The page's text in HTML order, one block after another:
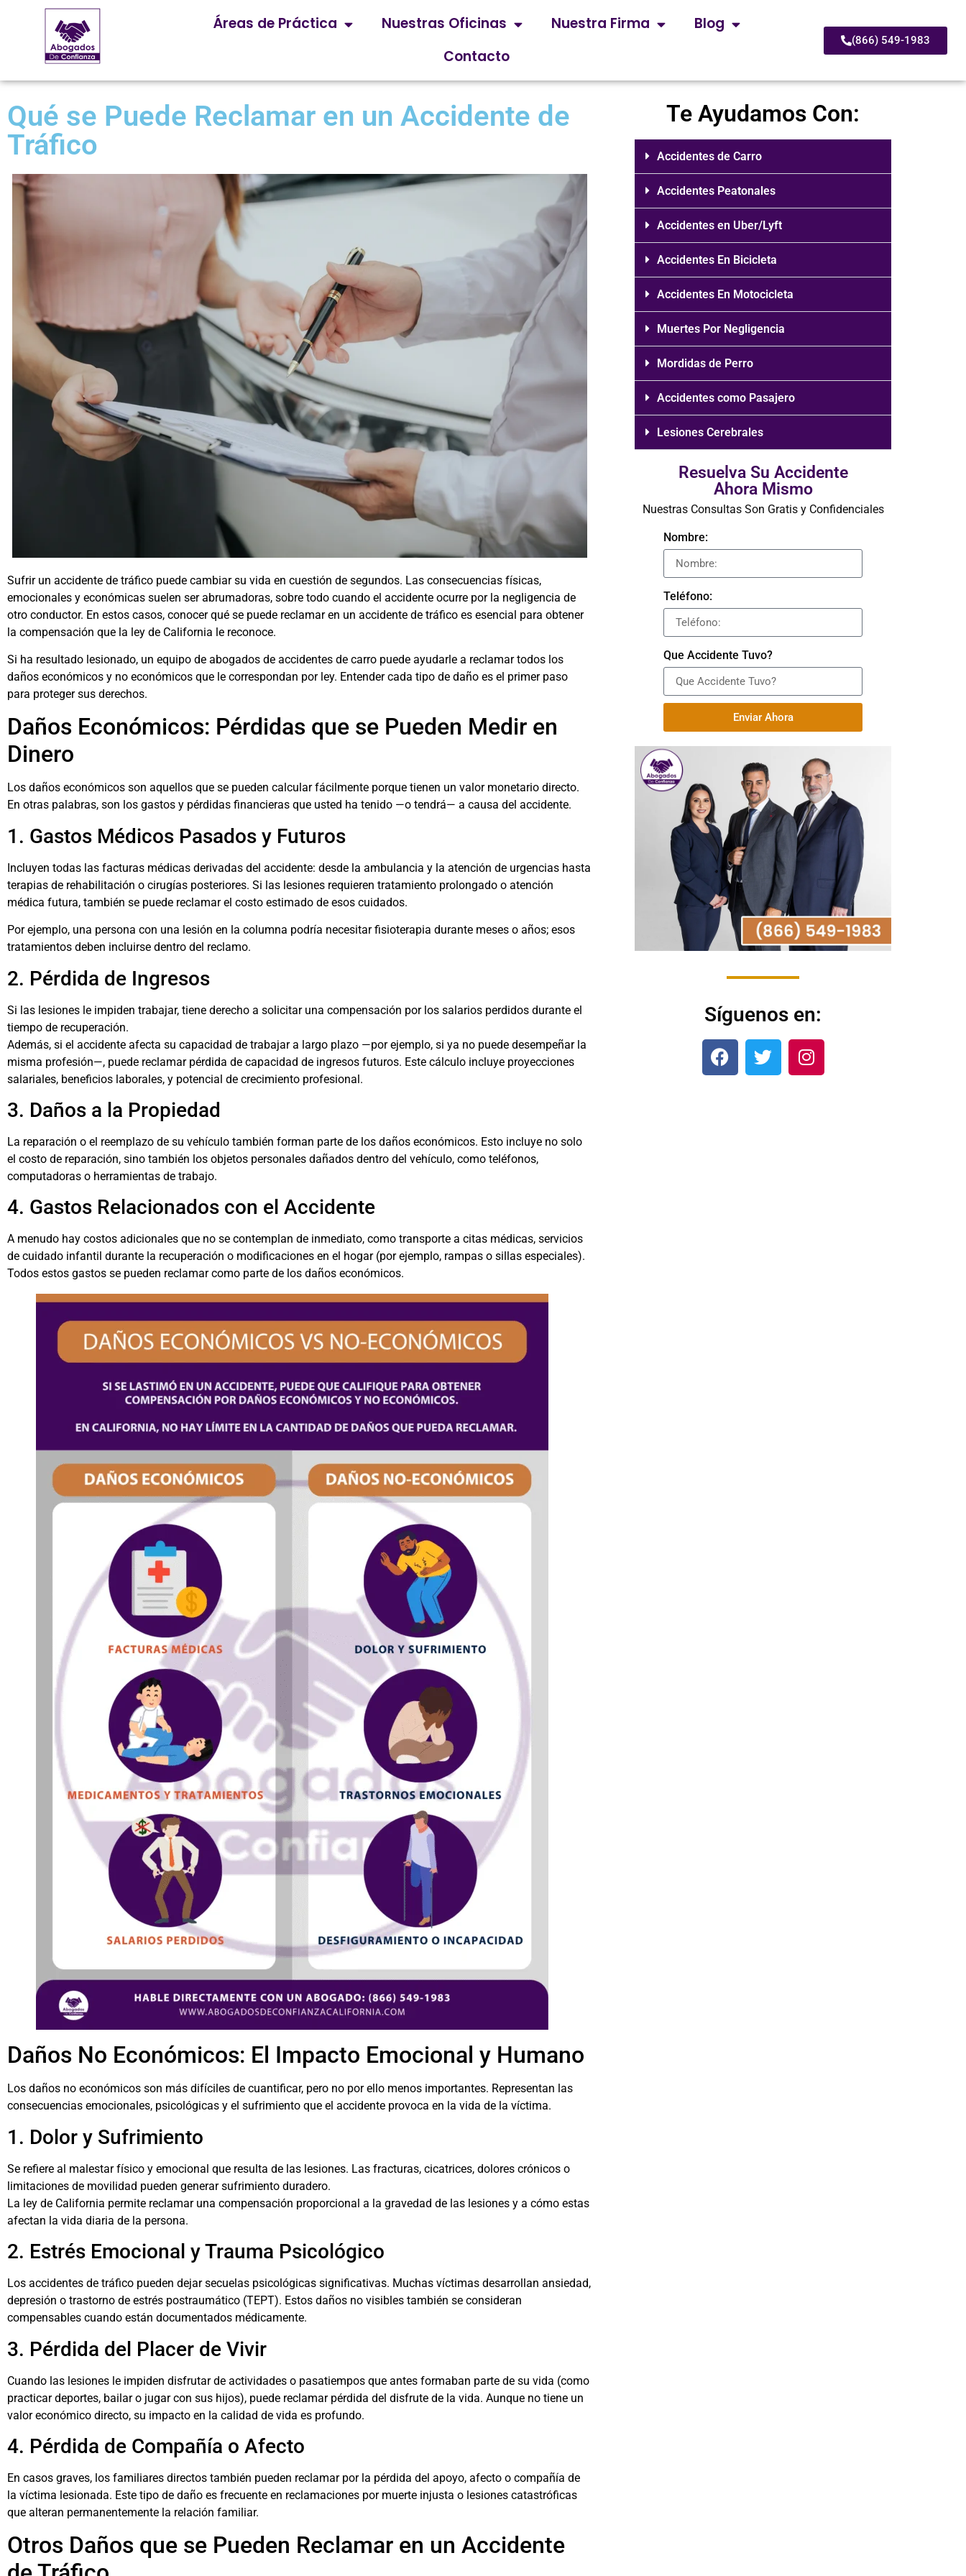
Áreas de Práctica Nuestras Oficinas Nuestra Firma
Blog
Contacto
(866) 549-1983
Qué se Puede Reclamar en un Accidente de
Tráfico
Sufrir un accidente de tráfico puede cambiar su vida en cuestión de segundos. Las consecuencias físicas,
emocionales y económicas suelen ser abrumadoras, sobre todo cuando el accidente ocurre por la negligencia de
otro conductor. En estos casos, conocer qué se puede reclamar en un accidente de tráfico es esencial para obtener
la compensación que la ley de California le reconoce.
Si ha resultado lesionado, un equipo de abogados de accidentes de carro puede ayudarle a reclamar todos los
daños económicos y no económicos que le correspondan por ley. Entender cada tipo de daño es el primer paso
para proteger sus derechos.
Daños Económicos: Pérdidas que se Pueden Medir en
Dinero
Los daños económicos son aquellos que se pueden calcular fácilmente porque tienen un valor monetario directo.
En otras palabras, son los gastos y pérdidas financieras que usted ha tenido —o tendrá— a causa del accidente.
1. Gastos Médicos Pasados y Futuros
Incluyen todas las facturas médicas derivadas del accidente: desde la ambulancia y la atención de urgencias hasta
terapias de rehabilitación o cirugías posteriores. Si las lesiones requieren tratamiento prolongado o atención
médica futura, también se puede reclamar el costo estimado de esos cuidados.
Por ejemplo, una persona con una lesión en la columna podría necesitar fisioterapia durante meses o años; esos
tratamientos deben incluirse dentro del reclamo.
2. Pérdida de Ingresos
Si las lesiones le impiden trabajar, tiene derecho a solicitar una compensación por los salarios perdidos durante el
tiempo de recuperación.
Además, si el accidente afecta su capacidad de trabajar a largo plazo —por ejemplo, si ya no puede desempeñar la
misma profesión—, puede reclamar pérdida de capacidad de ingresos futuros. Este cálculo incluye proyecciones
salariales, beneficios laborales, y potencial de crecimiento profesional.
3. Daños a la Propiedad
La reparación o el reemplazo de su vehículo también forman parte de los daños económicos. Esto incluye no solo
el costo de reparación, sino también los objetos personales dañados dentro del vehículo, como teléfonos,
computadoras o herramientas de trabajo.
4. Gastos Relacionados con el Accidente
A menudo hay costos adicionales que no se contemplan de inmediato, como transporte a citas médicas, servicios
de cuidado infantil durante la recuperación o modificaciones en el hogar (por ejemplo, rampas o sillas especiales).
Todos estos gastos se pueden reclamar como parte de los daños económicos.
Daños No Económicos: El Impacto Emocional y Humano
Los daños no económicos son más difíciles de cuantificar, pero no por ello menos importantes. Representan las
consecuencias emocionales, psicológicas y el sufrimiento que el accidente provoca en la vida de la víctima.
1. Dolor y Sufrimiento
Se refiere al malestar físico y emocional que resulta de las lesiones. Las fracturas, cicatrices, dolores crónicos o
limitaciones de movilidad pueden generar sufrimiento duradero.
La ley de California permite reclamar una compensación proporcional a la gravedad de las lesiones y a cómo estas
afectan la vida diaria de la persona.
2. Estrés Emocional y Trauma Psicológico
Los accidentes de tráfico pueden dejar secuelas psicológicas significativas. Muchas víctimas desarrollan ansiedad,
depresión o trastorno de estrés postraumático (TEPT). Estos daños no visibles también se consideran
compensables cuando están documentados médicamente.
3. Pérdida del Placer de Vivir
Cuando las lesiones le impiden disfrutar de actividades o pasatiempos que antes formaban parte de su vida (como
practicar deportes, bailar o jugar con sus hijos), puede reclamar pérdida del disfrute de la vida. Aunque no tiene un
valor económico directo, su impacto en la calidad de vida es profundo.
4. Pérdida de Compañía o Afecto
En casos graves, los familiares directos también pueden reclamar por la pérdida del apoyo, afecto o compañía de
la víctima lesionada. Este tipo de daño es frecuente en reclamaciones por muerte injusta o lesiones catastróficas
que alteran permanentemente la relación familiar.
Otros Daños que se Pueden Reclamar en un Accidente
Te Ayudamos Con:
Accidentes de Carro
Accidentes Peatonales
Accidentes en Uber/Lyft
Accidentes En Bicicleta
Accidentes En Motocicleta
Muertes Por Negligencia
Mordidas de Perro
Accidentes como Pasajero
Lesiones Cerebrales
Resuelva Su Accidente
Ahora Mismo
Nuestras Consultas Son Gratis y Confidenciales
Nombre:
Teléfono:
Que Accidente Tuvo?
Enviar Ahora
Síguenos en: